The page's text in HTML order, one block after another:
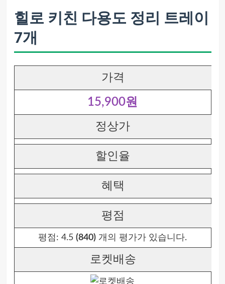
힐로 키친 다용도 정리 트레이
7개
가격
15,900원
정상가
할인율
혜택
평점
평점: 4.5 (840) 개의 평가가 있습니다.
로켓배송